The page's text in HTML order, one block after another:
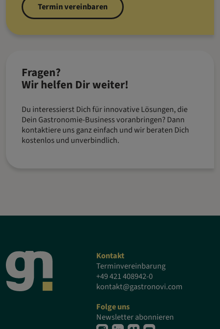
Termin vereinbaren
Fragen?
Wir helfen Dir weiter!
Du interessierst Dich für innovative Lösungen, die
Dein Gastronomie-Business voranbringen? Dann
kontaktiere uns ganz einfach und wir beraten Dich
kostenlos und unverbindlich.
Kontakt
Terminvereinbarung
+49 421 408942-0
kontakt@gastronovi.com
Folge uns
Newsletter abonnieren